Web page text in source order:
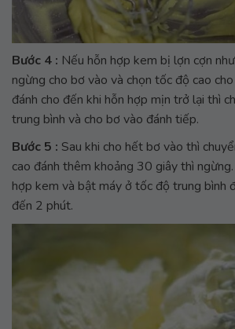
Bước 4 : Nếu hỗn hợp kem bị lợn cợn
ngừng cho bơ vào và chọn tốc độ cao
đánh cho đến khi hỗn hợp mịn trở lại thì
trung bình và cho bơ vào đánh tiếp.
Bước 5 : Sau khi cho hết bơ vào thì
cao đánh thêm khoảng 30 giây thì
hợp kem và bật máy ở tốc độ trung bình
đến 2 phút.